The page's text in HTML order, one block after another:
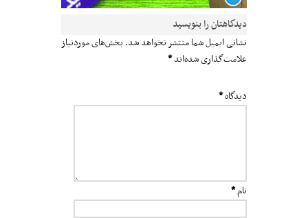
دیدگاهتان را بنویسید
نشانی ایمیل شما منتشر نخواهد شد. بخش‌های موردنیاز
علامت‌گذاری شده‌اند*
دیدگاه*
نام*